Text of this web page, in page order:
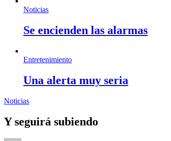
Noticias
Se encienden las alarmas
Entretenimiento
Una alerta muy seria
Noticias
Y seguirá subiendo